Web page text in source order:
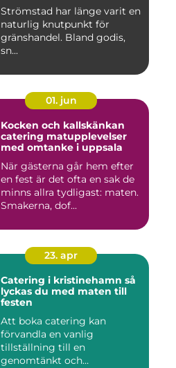
Strömstad har länge varit en
naturlig knutpunkt för
gränshandel. Bland godis,
sn...
01. jun
Kocken och kallskänkan
catering matupplevelser
med omtanke i uppsala
När gästerna går hem efter
en fest är det ofta en sak de
minns allra tydligast: maten.
Smakerna, dof...
23. apr
Catering i kristinehamn så
lyckas du med maten till
festen
Att boka catering kan
förvandla en vanlig
tillställning till en
genomtänkt och